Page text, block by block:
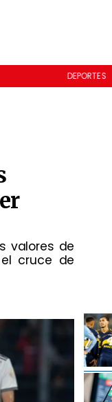
DEPORTES
valores de
cruce de